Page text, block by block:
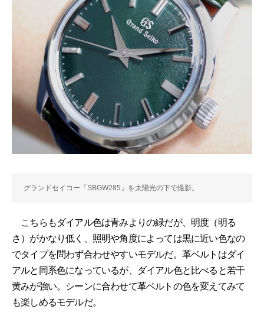
グランドセイコー「SBGW285」を太陽光の下で撮影。
こちらもダイアル色は青みよりの緑だが、明度（明る
さ）がかなり低く、照明や角度によっては黒に近い色なの
でタイプを問わず合わせやすいモデルだ。革ベルトはダイ
アルと同系色になっているが、ダイアル色と比べると若干
黄みが強い。シーンに合わせて革ベルトの色を変えてみて
も楽しめるモデルだ。